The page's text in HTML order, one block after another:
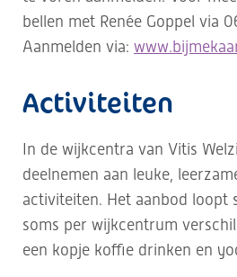
bellen met Renée Goppel via
Aanmelden via:
Activiteiten
In de wijkcentra van Vitis
deelnemen aan leuke,
activiteiten. Het aanbod loopt
soms per wijkcentrum
een kopje koffie drinken en